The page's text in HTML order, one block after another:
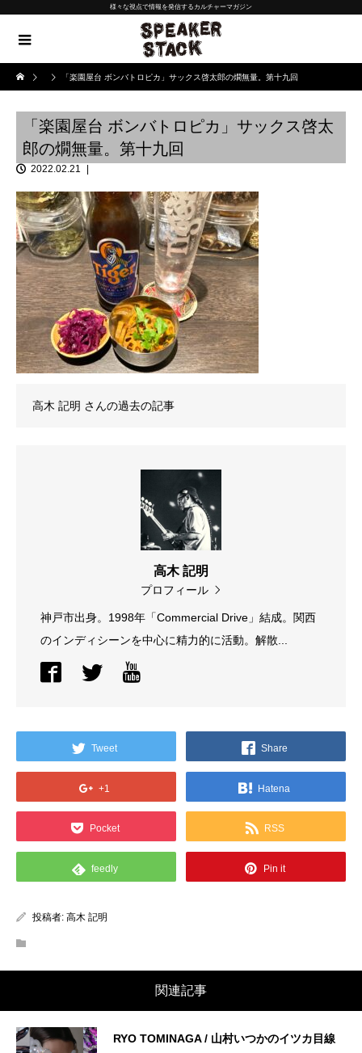
様々な視点で情報を発信するカルチャーマガジン
「楽園屋台 ボンバトロピカ」サックス啓太郎の燗無量。第十九回
「楽園屋台 ボンバトロピカ」サックス啓太
郎の燗無量。第十九回
2022.02.21
高木 記明 さんの過去の記事
高木 記明
プロフィール
神戸市出身。1998年「Commercial Drive」結成。関西
のインディシーンを中心に精力的に活動。解散...
Tweet Share
+1 Hatena
Pocket RSS
feedly Pin it
投稿者: 高木 記明
関連記事
RYO TOMINAGA / 山村いつかのイツカ目線